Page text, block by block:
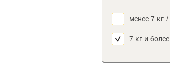
менее 7 кг /
7 кг и более